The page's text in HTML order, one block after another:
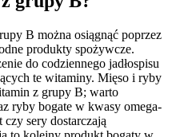
B można osiągnąć poprzez
produkty spożywcze.
do codziennego jadłospisu
te witaminy. Mięso i ryby
z grupy B; warto
ryby bogate w kwasy omega-
sery dostarczają